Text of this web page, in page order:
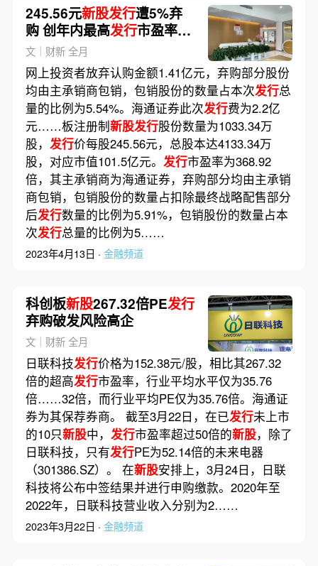
245.56元新股发行遭5%弃
购 创年内最高发行市盈率
368倍
文｜财新 全月
网上投资者放弃认购金额1.41亿元，弃购部分股份
均由主承销商包销，包销股份的数量占本次发行总
量的比例为5.54%。海通证券此次发行费为2.2亿
元……板注册制新股发行股份数量为1033.34万
股， 发行价每股245.56元，总股本达4133.34万
股，对应市值101.5亿元。 发行市盈率为368.92
倍，其主承销商为海通证券，弃购部分均由主承销
商包销，包销股份的数量占扣除最终战略配售部分
后发行数量的比例为5.91%，包销股份的数量占本
次发行总量的比例为5……
2023年4月13日 · 金融频道
科创板新股267.32倍PE发行
弃购破发风险高企
文｜财新 全月
日联科技发行价格为152.38元/股，相比其267.32
倍的超高发行市盈率，行业平均水平仅为35.76
倍……32倍，而行业平均PE仅为35.76倍。海通证
券为其保荐券商。 截至3月22日，在已发行未上市
的10只新股中， 发行市盈率超过50倍的新股，除了
日联科技，只有发行PE为52.14倍的未来电器
（301386.SZ）。 在新股安排上，3月24日，日联
科技将公布中签结果并进行申购缴款。2020年至
2022年，日联科技营业收入分别为2……
2023年3月22日 · 金融频道